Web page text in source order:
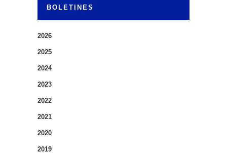
BOLETINES
2026
2025
2024
2023
2022
2021
2020
2019